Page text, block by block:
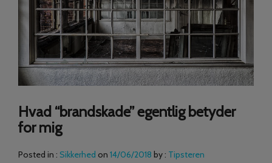
Hvad “brandskade” egentlig betyder
for mig
Posted in : Sikkerhed on 14/06/2018 by : Tipsteren